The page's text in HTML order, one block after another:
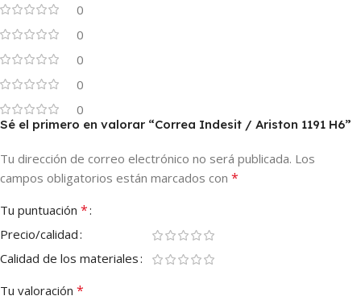
0
0
0
0
0
Sé el primero en valorar “Correa Indesit / Ariston 1191 H6”
Tu dirección de correo electrónico no será publicada. Los
campos obligatorios están marcados con *
Tu puntuación *
Precio/calidad
Calidad de los materiales
Tu valoración *